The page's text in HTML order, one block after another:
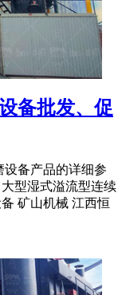
备批发、促
设备产品的详细参
型湿式溢流型连续
矿山机械 江西恒